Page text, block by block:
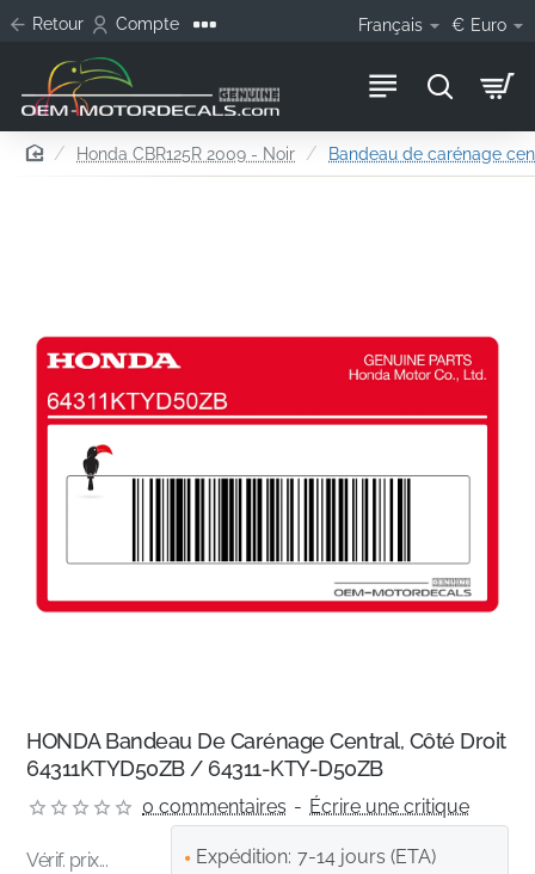
Retour Compte Français € Euro
homeHonda CBR125R 2009 - Noir Bandeau de carénage
HONDA Bandeau De Carénage Central, Côté Droit
64311KTYD50ZB / 64311-KTY-D50ZB
0 commentaires - Écrire une critique
Vérif. prix... Expédition: 7-14 jours (ETA)